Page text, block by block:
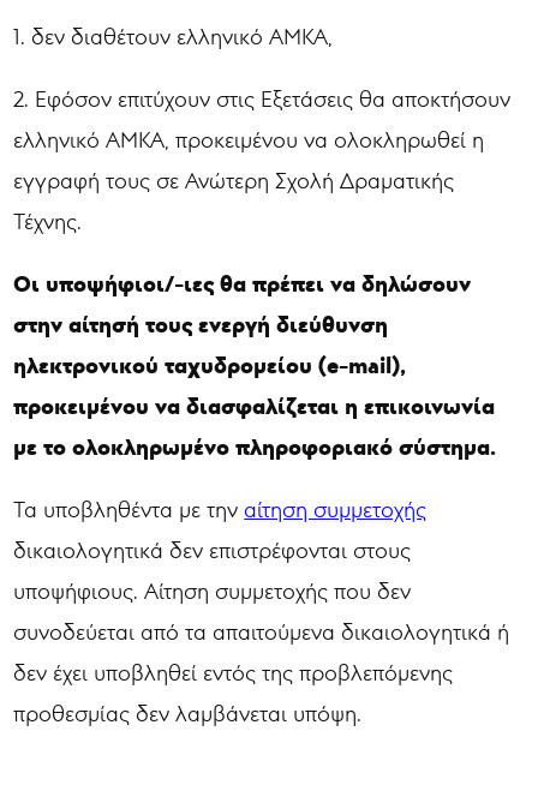
1. δεν διαθέτουν ελληνικό ΑΜΚΑ,
2. Εφόσον επιτύχουν στις Εξετάσεις θα αποκτήσουν
ελληνικό ΑΜΚΑ, προκειμένου να ολοκληρωθεί η
εγγραφή τους σε Ανώτερη Σχολή Δραματικής
Τέχνης.
Οι υποψήφιοι/-ιες θα πρέπει να δηλώσουν
στην αίτησή τους ενεργή διεύθυνση
ηλεκτρονικού ταχυδρομείου (e-mail),
προκειμένου να διασφαλίζεται η επικοινωνία
με το ολοκληρωμένο πληροφοριακό σύστημα.
Τα υποβληθέντα με την αίτηση συμμετοχής
δικαιολογητικά δεν επιστρέφονται στους
υποψήφιους. Αίτηση συμμετοχής που δεν
συνοδεύεται από τα απαιτούμενα δικαιολογητικά ή
δεν έχει υποβληθεί εντός της προβλεπόμενης
προθεσμίας δεν λαμβάνεται υπόψη.